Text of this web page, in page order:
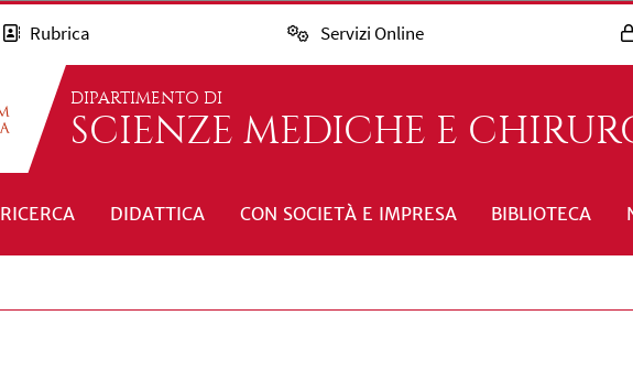
Rubrica Servizi Online
DIPARTIMENTO DI
SCIENZE MEDICHE E
RICERCA DIDATTICA CON SOCIETÀ E IMPRESA BIBLIOTECA